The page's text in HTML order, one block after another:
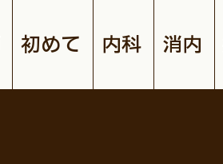
初めて 内科 消内